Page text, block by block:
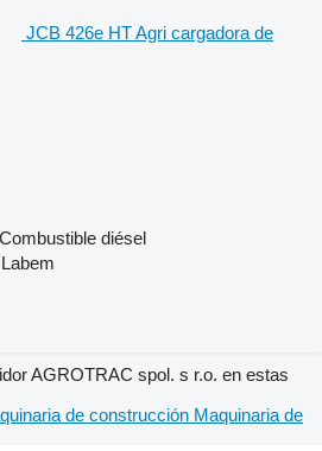
JCB 426e HT Agri cargadora de
Combustible diésel
AGROTRAC spol. s r.o. en estas
de construcción Maquinaria de